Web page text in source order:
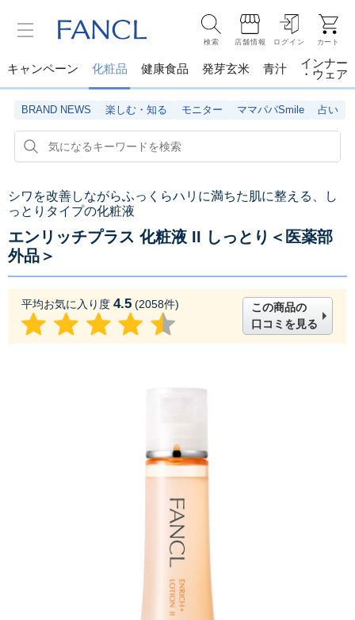
検索 店舗情報 ログイン カート
キャンペーン 化粧品 健康食品 発芽玄米 青汁
インナー
・ウェア
BRAND NEWS 楽しむ・知る モニター ママパパSmile 占い
シワを改善しながらふっくらハリに満ちた肌に整える、し
っとりタイプの化粧液
エンリッチプラス 化粧液 II しっとり＜医薬部
外品＞
平均お気に入り度 4.5 (2058件)
この商品の
口コミを見る